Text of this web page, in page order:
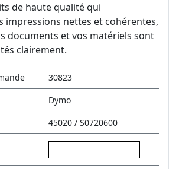
de haute qualité qui
impressions nettes et cohérentes,
documents et vos matériels sont
clairement.
30823
Dymo
45020 / S0720600